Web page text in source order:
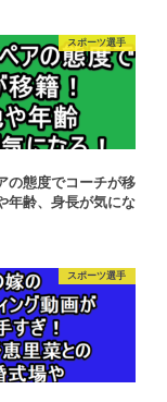
スポーツ選手
の態度でコーチが移
年齢、身長が気にな
スポーツ選手